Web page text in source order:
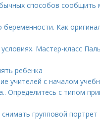
способов сообщить
Как
Мастер-класс
ребенка
учителей с началом
Определитесь с типом
групповой портрет